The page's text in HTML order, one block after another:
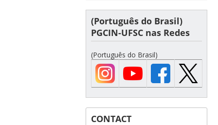
(Português do Brasil)
PGCIN-UFSC nas Redes
(Português do Brasil)
CONTACT